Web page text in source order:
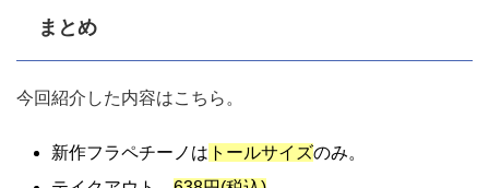
まとめ
今回紹介した内容はこちら。
新作フラペチーノは トールサイズのみ。